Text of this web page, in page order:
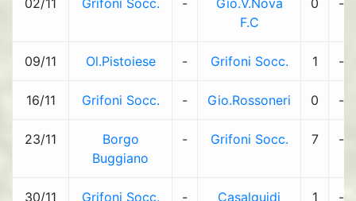
02/11 Grifoni Socc. -
Gio.V.Nova
F.C
0 -
09/11 Ol.Pistoiese - Grifoni Socc. 1 -
16/11 Grifoni Socc. - Gio.Rossoneri 0 -
23/11
Borgo
Buggiano
- Grifoni Socc. 7 -
30/11 Grifoni Socc. - Casalguidi 1 -